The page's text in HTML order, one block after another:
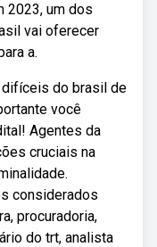
2023, um dos
vai oferecer
a.
do brasil de
você
Agentes da
cruciais na
considerados
procuradoria,
do trt, analista